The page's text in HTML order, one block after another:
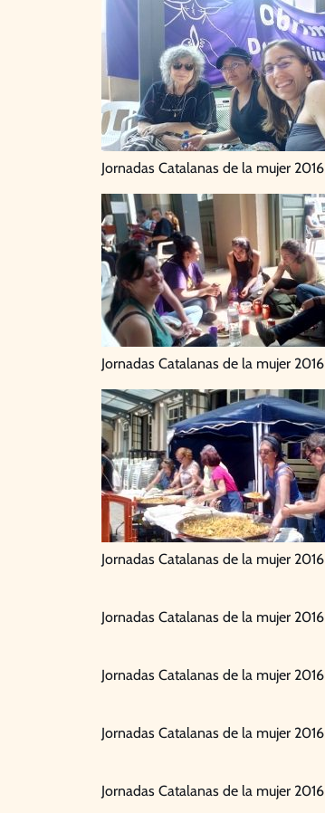
Jornadas Catalanas de la mujer 2016
Jornadas Catalanas de la mujer 2016
Jornadas Catalanas de la mujer 2016
Jornadas Catalanas de la mujer 2016
Jornadas Catalanas de la mujer 2016
Jornadas Catalanas de la mujer 2016
Jornadas Catalanas de la mujer 2016